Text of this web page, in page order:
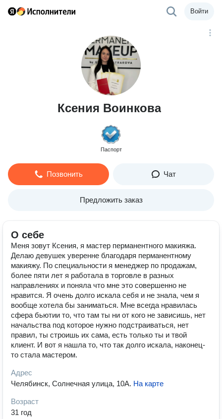
Войти
Ксения Воинкова
Паспорт
Позвонить Чат
Предложить заказ
О себе
Меня зовут Ксения, я мастер перманентного макияжа.
Делаю девушек уверенне благодаря перманентному
макияжу. По специальности я менеджер по продажам,
более пяти лет я работала в торговле в разных
направлениях и поняла что мне это совершенно не
нравится. Я очень долго искала себя и не знала, чем я
вообще хотела бы заниматься. Мне всегда нравилась
сфера бьютии то, что там ты ни от кого не зависишь, нет
начальства под которое нужно подстраиваться, нет
правил, ты строишь их сама, есть только ты и твой
клиент. И вот я нашла то, что так долго искала, наконец-
то стала мастером.
Адрес
Челябинск, Солнечная улица, 10А. На карте
Возраст
31 год